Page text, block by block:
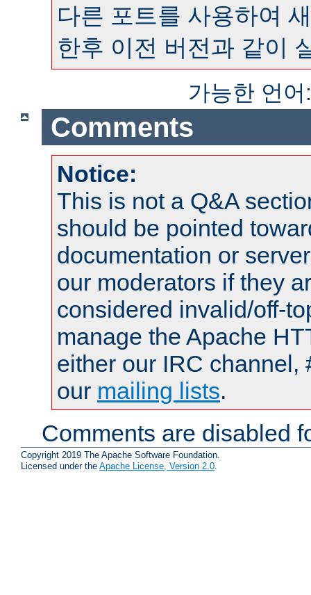
다른 포트를 사용하여
한후 이전 버전과 같이
가능한 언
Comments
Notice:
This is not a Q&A
should be pointed
documentation or
our moderators if they
considered invalid/off-
manage the Apache
either our IRC channel,
our mailing lists.
Comments are disabled
Copyright 2019 The Apache Software Foundation.
Licensed under the Apache License, Version 2.0